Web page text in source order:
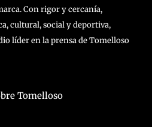
Con rigor y cercanía,
cultural, social y deportiva,
líder en la prensa de Tomelloso
Tomelloso